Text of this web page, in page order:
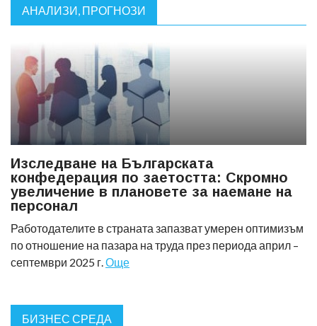
АНАЛИЗИ, ПРОГНОЗИ
Изследване на Българската
конфедерация по заетостта: Скромно
увеличение в плановете за наемане на
персонал
Работодателите в страната запазват умерен оптимизъм
по отношение на пазара на труда през периода април –
септември 2025 г.Още
БИЗНЕС СРЕДА